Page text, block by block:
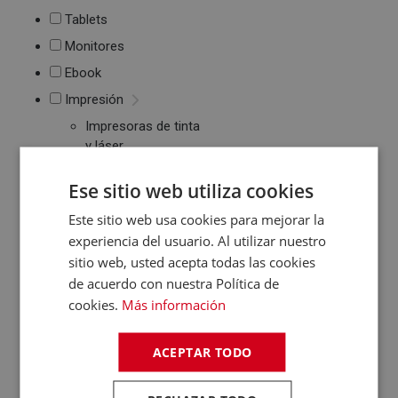
Tablets
Monitores
Ebook
Impresión
Impresoras de tinta
y láser
Cartuchos de tinta y
Periféricos
Ratones
Teclados
WebCams y
Micrófonos
Almacenamiento
Pendrive y Tarjetas
de Memoria
Discos duros
Ese sitio web utiliza cookies
Este sitio web usa cookies para mejorar la
experiencia del usuario. Al utilizar nuestro
sitio web, usted acepta todas las cookies
de acuerdo con nuestra Política de
cookies. Más información
ACEPTAR TODO